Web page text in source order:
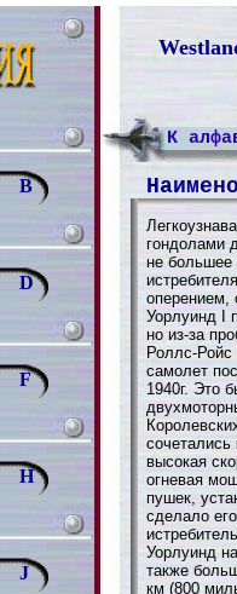
B
D
F
H
J
К
гондолами
не большее
оперением,
Уорлуинд I
но из-за
Роллс-Ройс
самолет
1940г. Это
сочетались
высокая
огневая
пушек,
сделало
Уорлуинд
также
км (800